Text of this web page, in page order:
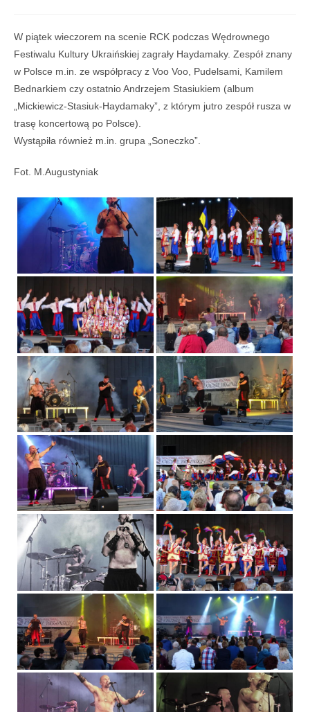
W piątek wieczorem na scenie RCK podczas Wędrownego
Festiwalu Kultury Ukraińskiej zagrały Haydamaky. Zespół znany
w Polsce m.in. ze współpracy z Voo Voo, Pudelsami, Kamilem
Bednarkiem czy ostatnio Andrzejem Stasiukiem (album
„Mickiewicz-Stasiuk-Haydamaky”, z którym jutro zespół rusza w
trasę koncertową po Polsce).
Wystąpiła również m.in. grupa „Soneczko”.
Fot. M.Augustyniak